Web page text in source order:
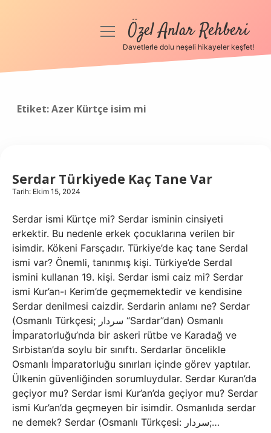
Anasayfa
menüyüÖzel Anlar Rehberi
Davetlerle dolu neşeli hikayeler keşfet!
Etiket:Azer Kürtçe isim mi
Serdar Türkiyede Kaç Tane Var
Tarih: Ekim 15, 2024
Serdar ismi Kürtçe mi? Serdar isminin cinsiyeti
erkektir. Bu nedenle erkek çocuklarına verilen bir
isimdir. Kökeni Farsçadır. Türkiye’de kaç tane Serdal
ismi var? Önemli, tanınmış kişi. Türkiye’de Serdal
ismini kullanan 19. kişi. Serdar ismi caiz mi? Serdar
ismi Kur’an-ı Kerim’de geçmemektedir ve kendisine
Serdar denilmesi caizdir. Serdarin anlamı ne? Serdar
(Osmanlı Türkçesi; سردار “Sardar”dan) Osmanlı
İmparatorluğu’nda bir askeri rütbe ve Karadağ ve
Sırbistan’da soylu bir sınıftı. Serdarlar öncelikle
Osmanlı İmparatorluğu sınırları içinde görev yaptılar.
Ülkenin güvenliğinden sorumluydular. Serdar Kuran’da
geçiyor mu? Serdar ismi Kur’an’da geçiyor mu? Serdar
ismi Kur’an’da geçmeyen bir isimdir. Osmanlıda serdar
ne demek? Serdar (Osmanlı Türkçesi: سردار;…